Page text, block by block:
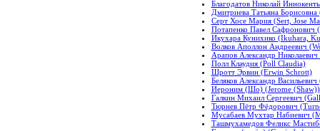
Благодатов Николай
Дмитриева Татьяна
Серт Хосе Мария (Sert, Jose
Потапенко Павел Сафронович
Икухара Кунихико (Ikuhara,
Волков Аполлон Андреевич
Арапов Александр
Полл Клаудия (Poll Claudia)
Шротт Эрвин (Erwin Schrott)
Беляков Александр
Иероним (Шо) (Jerome (Shaw))
Галкин Михаил Сергеевич
Тюрнев Пётр Фёдорович
Мусабаев Мухтар Набиевич
Ташмухамедов Феликс